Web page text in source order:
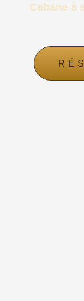
Cabane à